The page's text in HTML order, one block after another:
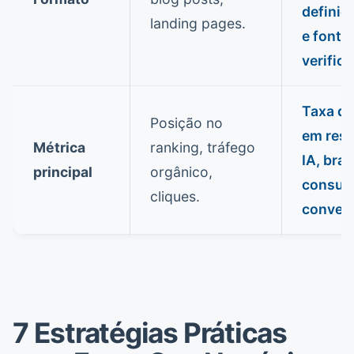
landing pages.
e
Métrica
principal
Posição no
ranking, tráfego
orgânico,
cliques.
Taxa
em
IA,
7 Estratégias Práticas